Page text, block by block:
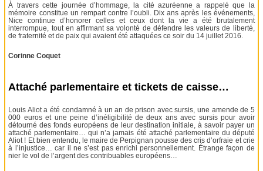
À travers cette journée d’hommage, la cité azuréenne a rappelé que la
mémoire constitue un rempart contre l’oubli. Dix ans après les événements,
Nice continue d’honorer celles et ceux dont la vie a été brutalement
interrompue, tout en affirmant sa volonté de défendre les valeurs de liberté,
de fraternité et de paix qui avaient été attaquées ce soir du 14 juillet 2016.
Corinne Coquet
Attaché parlementaire et tickets de caisse…
Louis Aliot a été condamné à un an de prison avec sursis, une amende de 5
000 euros et une peine d’inéligibilité de deux ans avec sursis pour avoir
détourné des fonds européens de leur destination initiale, à savoir payer un
attaché parlementaire… qui n’a jamais été attaché parlementaire du député
Aliot ! Et bien entendu, le maire de Perpignan pousse des cris d’orfraie et crie
à l’injustice… car il ne s’est pas enrichi personnellement. Étrange façon de
nier le vol de l’argent des contribuables européens…